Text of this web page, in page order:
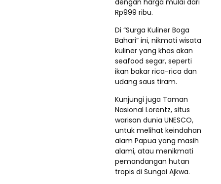
dengan harga mulai dari
Rp999 ribu.
Di “Surga Kuliner Boga
Bahari” ini, nikmati wisata
kuliner yang khas akan
seafood segar, seperti
ikan bakar rica-rica dan
udang saus tiram.
Kunjungi juga Taman
Nasional Lorentz, situs
warisan dunia UNESCO,
untuk melihat keindahan
alam Papua yang masih
alami, atau menikmati
pemandangan hutan
tropis di Sungai Ajkwa.